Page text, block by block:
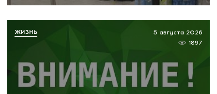
5 августа 2026
1897
ЖИЗНЬ